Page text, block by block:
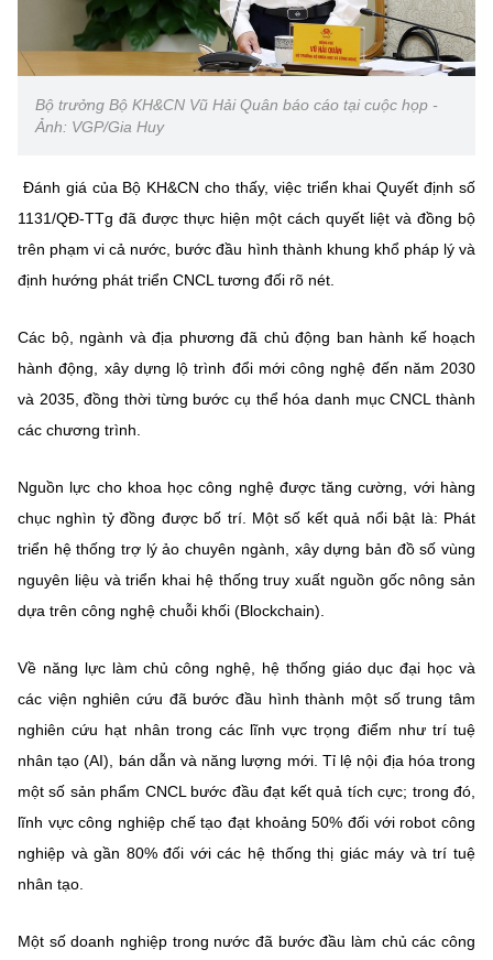
Bộ trưởng Bộ KH&CN Vũ Hải Quân báo cáo tại cuộc họp -
Ảnh: VGP/Gia Huy
Đánh giá của Bộ KH&CN cho thấy, việc triển khai Quyết định số
1131/QĐ-TTg đã được thực hiện một cách quyết liệt và đồng bộ
trên phạm vi cả nước, bước đầu hình thành khung khổ pháp lý và
định hướng phát triển CNCL tương đối rõ nét.
Các bộ, ngành và địa phương đã chủ động ban hành kế hoạch
hành động, xây dựng lộ trình đổi mới công nghệ đến năm 2030
và 2035, đồng thời từng bước cụ thể hóa danh mục CNCL thành
các chương trình.
Nguồn lực cho khoa học công nghệ được tăng cường, với hàng
chục nghìn tỷ đồng được bố trí. Một số kết quả nổi bật là: Phát
triển hệ thống trợ lý ảo chuyên ngành, xây dựng bản đồ số vùng
nguyên liệu và triển khai hệ thống truy xuất nguồn gốc nông sản
dựa trên công nghệ chuỗi khối (Blockchain).
Về năng lực làm chủ công nghệ, hệ thống giáo dục đại học và
các viện nghiên cứu đã bước đầu hình thành một số trung tâm
nghiên cứu hạt nhân trong các lĩnh vực trọng điểm như trí tuệ
nhân tạo (AI), bán dẫn và năng lượng mới. Tỉ lệ nội địa hóa trong
một số sản phẩm CNCL bước đầu đạt kết quả tích cực; trong đó,
lĩnh vực công nghiệp chế tạo đạt khoảng 50% đối với robot công
nghiệp và gần 80% đối với các hệ thống thị giác máy và trí tuệ
nhân tạo.
Một số doanh nghiệp trong nước đã bước đầu làm chủ các công